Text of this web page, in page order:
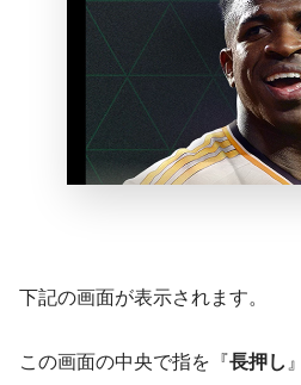
下記の画面が表示されます。
この画面の中央で指を『長押し